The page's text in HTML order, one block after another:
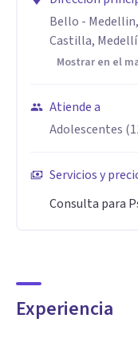
Bello -
Castilla,
Mostrar en el
Atiende a
Adolescentes
Servicios y
Consulta para
Experiencia